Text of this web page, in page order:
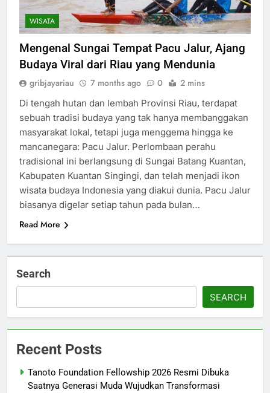
WISATA
Mengenal Sungai Tempat Pacu Jalur, Ajang
Budaya Viral dari Riau yang Mendunia
gribjayariau 7 months ago 0 2 mins
Di tengah hutan dan lembah Provinsi Riau, terdapat
sebuah tradisi budaya yang tak hanya membanggakan
masyarakat lokal, tetapi juga menggema hingga ke
mancanegara: Pacu Jalur. Perlombaan perahu
tradisional ini berlangsung di Sungai Batang Kuantan,
Kabupaten Kuantan Singingi, dan telah menjadi ikon
wisata budaya Indonesia yang diakui dunia. Pacu Jalur
biasanya digelar setiap tahun pada bulan…
Read More
Search
SEARCH
Recent Posts
Tanoto Foundation Fellowship 2026 Resmi Dibuka
Saatnya Generasi Muda Wujudkan Transformasi